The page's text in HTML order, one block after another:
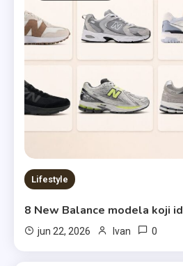
Lifestyle
8 New Balance modela koji
jun 22, 2026 Ivan 0